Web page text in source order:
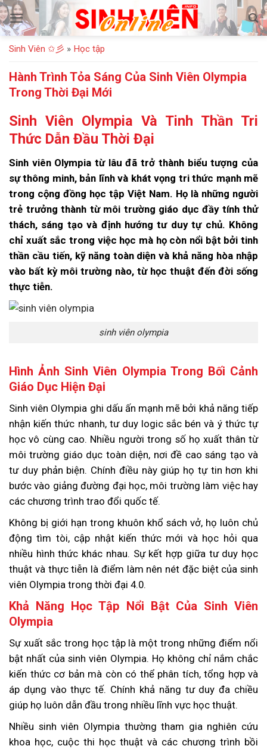
Bỏ
qua
nội
dung
Sinh Viên ✩彡 » Học tập
Hành Trình Tỏa Sáng Của Sinh Viên Olympia
Trong Thời Đại Mới
Sinh Viên Olympia Và Tinh Thần Tri
Thức Dẫn Đầu Thời Đại
Sinh viên Olympia từ lâu đã trở thành biểu tượng của
sự thông minh, bản lĩnh và khát vọng tri thức mạnh mẽ
trong cộng đồng học tập Việt Nam. Họ là những người
trẻ trưởng thành từ môi trường giáo dục đầy tính thử
thách, sáng tạo và định hướng tư duy tự chủ. Không
chỉ xuất sắc trong việc học mà họ còn nổi bật bởi tinh
thần cầu tiến, kỹ năng toàn diện và khả năng hòa nhập
vào bất kỳ môi trường nào, từ học thuật đến đời sống
thực tiễn.
sinh viên olympia
Hình Ảnh Sinh Viên Olympia Trong Bối Cảnh
Giáo Dục Hiện Đại
Sinh viên Olympia ghi dấu ấn mạnh mẽ bởi khả năng tiếp
nhận kiến thức nhanh, tư duy logic sắc bén và ý thức tự
học vô cùng cao. Nhiều người trong số họ xuất thân từ
môi trường giáo dục toàn diện, nơi đề cao sáng tạo và
tư duy phản biện. Chính điều này giúp họ tự tin hơn khi
bước vào giảng đường đại học, môi trường làm việc hay
các chương trình trao đổi quốc tế.
Không bị giới hạn trong khuôn khổ sách vở, họ luôn chủ
động tìm tòi, cập nhật kiến thức mới và học hỏi qua
nhiều hình thức khác nhau. Sự kết hợp giữa tư duy học
thuật và thực tiễn là điểm làm nên nét đặc biệt của sinh
viên Olympia trong thời đại 4.0.
Khả Năng Học Tập Nổi Bật Của Sinh Viên
Olympia
Sự xuất sắc trong học tập là một trong những điểm nổi
bật nhất của sinh viên Olympia. Họ không chỉ nắm chắc
kiến thức cơ bản mà còn có thể phân tích, tổng hợp và
áp dụng vào thực tế. Chính khả năng tư duy đa chiều
giúp họ luôn dẫn đầu trong nhiều lĩnh vực học thuật.
Nhiều sinh viên Olympia thường tham gia nghiên cứu
khoa học, cuộc thi học thuật và các chương trình bồi